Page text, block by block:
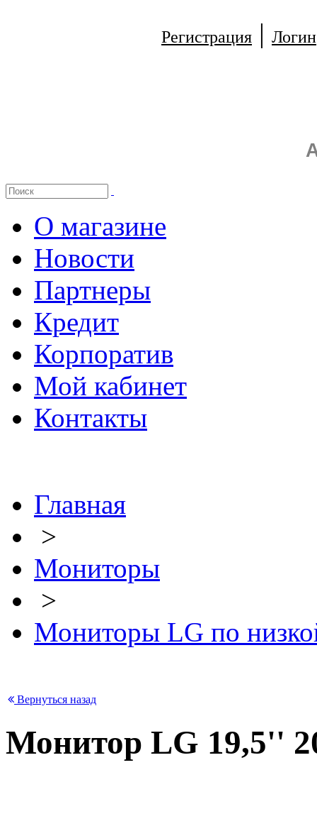
Регистрация | Логин
О магазине
Новости
Партнеры
Кредит
Корпоратив
Мой кабинет
Контакты
Главная
>
Мониторы
>
Мониторы LG по
Вернуться назад
Монитор LG 19,5''